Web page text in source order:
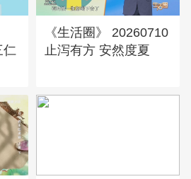
仁
《生活圈》 20260710
止泻有方 安然度夏